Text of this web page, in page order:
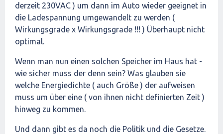
derzeit 230VAC ) um dann im Auto wieder geeignet in
die Ladespannung umgewandelt zu werden (
Wirkungsgrade x Wirkungsgrade !!! ) Überhaupt nicht
optimal.
Wenn man nun einen solchen Speicher im Haus hat -
wie sicher muss der denn sein? Was glauben sie
welche Energiedichte ( auch Größe ) der aufweisen
muss um über eine ( von ihnen nicht definierten Zeit )
hinweg zu kommen.
Und dann gibt es da noch die Politik und die Gesetze.